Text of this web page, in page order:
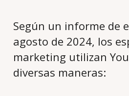
Según un informe de
agosto de 2024, los
marketing utilizan
diversas maneras: